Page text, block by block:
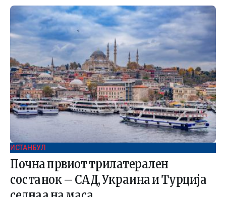
ИСТАНБУЛ
Почна првиот трилатерален
состанок – САД, Украина и Турција